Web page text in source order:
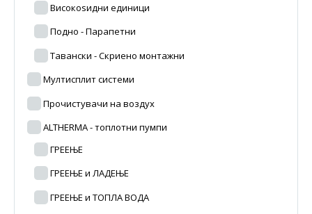
Високоѕидни единици
Подно - Парапетни
Тавански - Скриено монтажни
Мултисплит системи
Прочистувачи на воздух
ALTHERMA - топлотни пумпи
ГРЕЕЊЕ
ГРЕЕЊЕ и ЛАДЕЊЕ
ГРЕЕЊЕ и ТОПЛА ВОДА